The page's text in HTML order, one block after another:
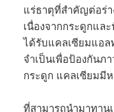
แร่ธาตุที่สำคัญต่อร่
เนื่องจากกระดูกแล
ได้รับแคลเซียมแอล
จำเป็นเพื่อป้องกันภ
กระดูก แคลเซียมมี
ที่สามารถนำมาทาน